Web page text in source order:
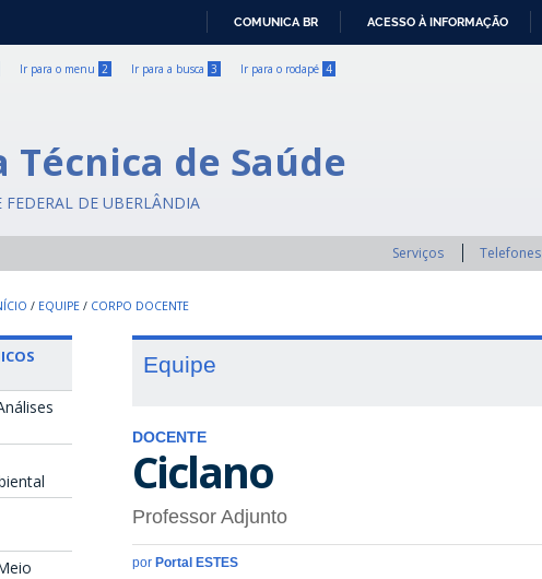
COMUNICA BR ACESSO À INFORMAÇÃO
Ir para o menu 2 Ir para a busca 3 Ir para o rodapé 4
Técnica de Saúde
FEDERAL DE UBERLÂNDIA
Serviços Telefones
/ EQUIPE / CORPO DOCENTE
Equipe
DOCENTE
Ciclano
Professor Adjunto
por Portal ESTES